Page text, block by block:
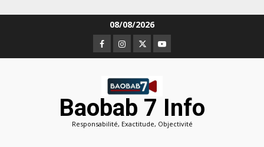
08/08/2026
Facebook
Instagram
TwitterYoutube
Baobab 7 Info
Responsabilité, Exactitude, Objectivité